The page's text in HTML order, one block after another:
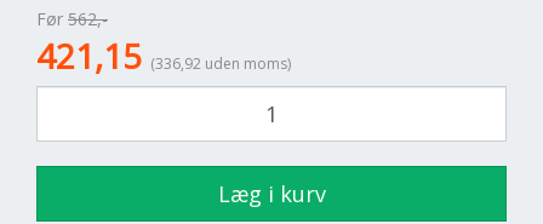
Før 562,-
421,15 (336,92 uden moms)
Læg i kurv